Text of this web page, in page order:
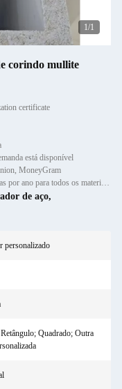
1/1
corindo mullite
certificate
está disponível
MoneyGram
Habilidade da fonte: mais de 120.000 toneladas métricas por ano para todos os materiais refratários, tais como caixotes,
de aço,
personalizado
Quadrado; Outra